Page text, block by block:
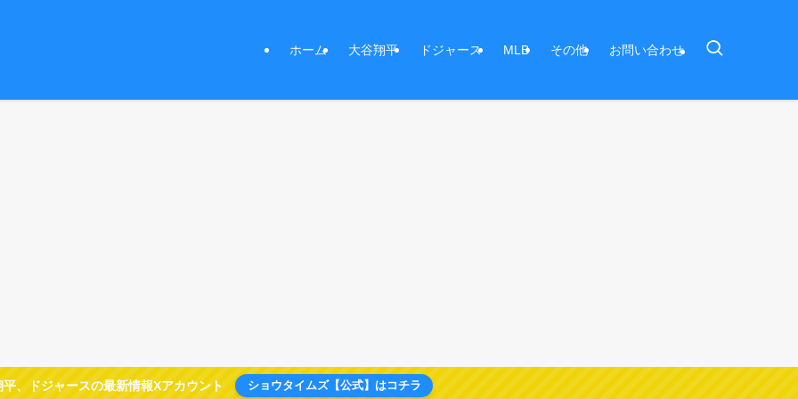
ホーム 大谷翔平 ドジャース MLB その他 お問い合わせ
平、ドジャースの最新情報Xアカウント ショウタイムズ【公式】はコチラ